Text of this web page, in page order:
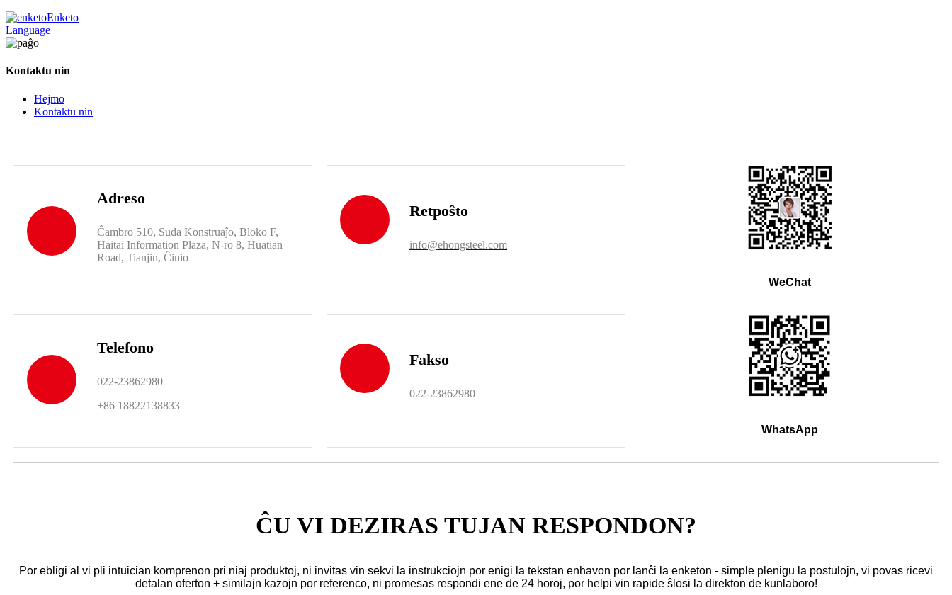
Enketo
Language
Kontaktu nin
Hejmo
Kontaktu nin
Adreso
Ĉambro 510, Suda Konstruaĵo, Bloko F, ​​
Haitai Information Plaza, N-ro 8, Huatian
Road, Tianjin, Ĉinio
Retpoŝto
info@ehongsteel.com
WeChat
Telefono
022-23862980
+86 18822138833
Fakso
022-23862980
WhatsApp
ĈU VI DEZIRAS TUJAN RESPONDON?
Por ebligi al vi pli intuician komprenon pri niaj produktoj, ni invitas vin sekvi la instrukciojn por enigi la tekstan enhavon por lanĉi la enketon - simple plenigu la postulojn, vi povas ricevi
detalan oferton + similajn kazojn por referenco, ni promesas respondi ene de 24 horoj, por helpi vin rapide ŝlosi la direkton de kunlaboro!